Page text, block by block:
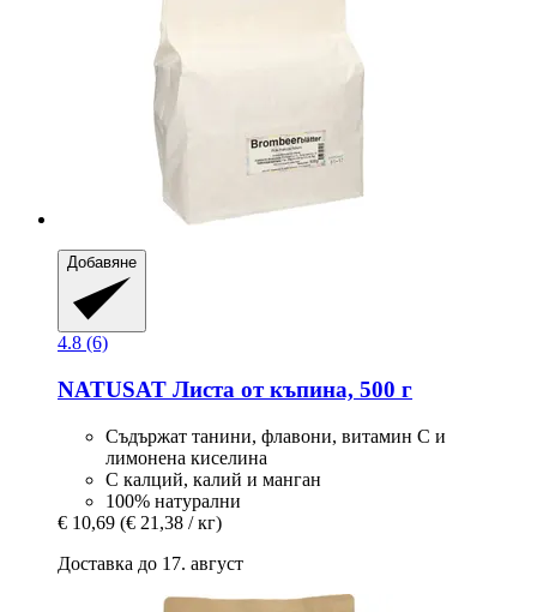
Добавяне
4.8 (6)
NATUSAT Листа от къпина, 500 г
Съдържат танини, флавони, витамин С и
лимонена киселина
С калций, калий и манган
100% натурални
€ 10,69 (€ 21,38 / кг)
Доставка до 17. август